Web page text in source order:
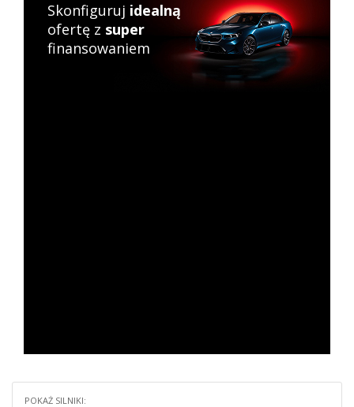
POKAŻ SILNIKI:
Skonfiguruj idealną
ofertę z super
finansowaniem